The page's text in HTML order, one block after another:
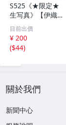
S525《★限定★
生写真》【伊織も
え】ビッグコミッ
クスピリッツ 202
6年8月3日号 ★セ
ブンネット限定特
目前出價
¥ 200
($44)
關於我們
新聞中心